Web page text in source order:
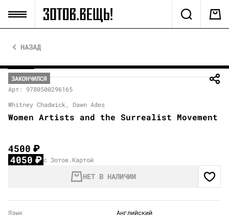
НАЗАД
ЗАКОНЧИЛСЯ
Арт: 9780500296165
Whitney Chadwick, Dawn Ades
Women Artists and the Surrealist Movement
4500₽
4050₽ с Зотов.Картой
НЕТ В НАЛИЧИИ
Язык
Английский